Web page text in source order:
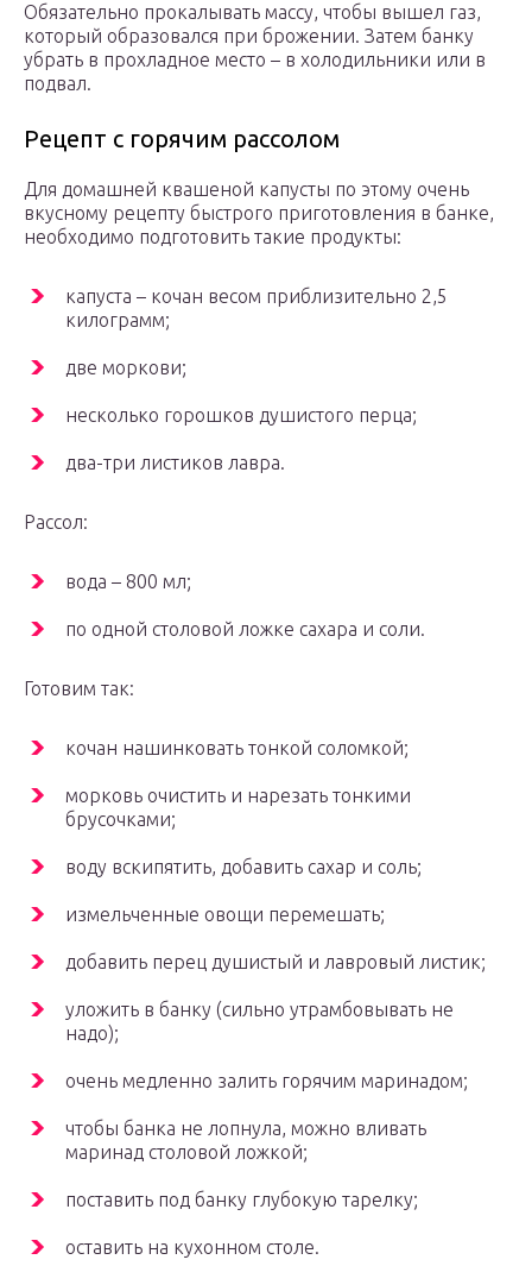
Обязательно прокалывать массу, чтобы вышел газ,
который образовался при брожении. Затем банку
убрать в прохладное место – в холодильники или в
подвал.
Рецепт с горячим рассолом
Для домашней квашеной капусты по этому очень
вкусному рецепту быстрого приготовления в банке,
необходимо подготовить такие продукты:
капуста – кочан весом приблизительно 2,5
килограмм;
две моркови;
несколько горошков душистого перца;
два-три листиков лавра.
Рассол:
вода – 800 мл;
по одной столовой ложке сахара и соли.
Готовим так:
кочан нашинковать тонкой соломкой;
морковь очистить и нарезать тонкими
брусочками;
воду вскипятить, добавить сахар и соль;
измельченные овощи перемешать;
добавить перец душистый и лавровый листик;
уложить в банку (сильно утрамбовывать не
надо);
очень медленно залить горячим маринадом;
чтобы банка не лопнула, можно вливать
маринад столовой ложкой;
поставить под банку глубокую тарелку;
оставить на кухонном столе.